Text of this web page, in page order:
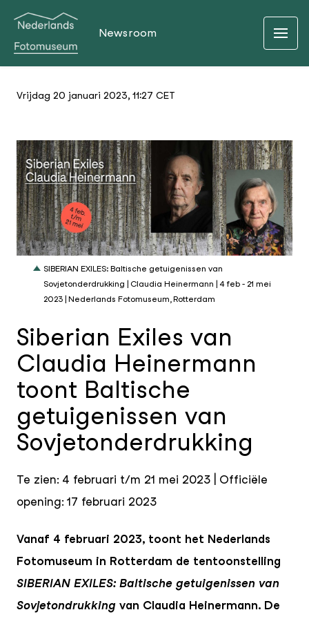
Newsroom
Vrijdag 20 januari 2023, 11:27 CET
JPG
SIBERIAN EXILES: Baltische getuigenissen van
Sovjetonderdrukking | Claudia Heinermann | 4 feb - 21 mei
2023 | Nederlands Fotomuseum, Rotterdam
Siberian Exiles van
Claudia Heinermann
toont Baltische
getuigenissen van
Sovjetonderdrukking
Te zien: 4 februari t/m 21 mei 2023 | Officiële
opening: 17 februari 2023
Vanaf 4 februari 2023, toont het Nederlands
Fotomuseum in Rotterdam de tentoonstelling
SIBERIAN EXILES: Baltische getuigenissen van
Sovjetondrukking van Claudia Heinermann. De